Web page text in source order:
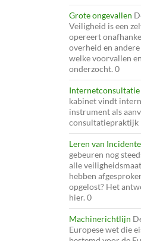
Grote ongevallen
Veiligheid is een
opereert
overheid en
welke voorvallen
onderzocht. 0
Internetconsultatie
kabinet vindt
instrument als
consultatiepraktijk
Leren van
gebeuren nog
alle
hebben
opgelost? Het
hier. 0
Machinerichtlijn
Europese wet die